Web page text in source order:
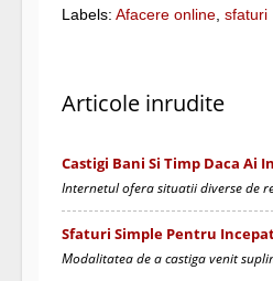
Labels: Afacere online, sfaturi
Articole inrudite
Castigi Bani Si Timp Daca Ai
Internetul ofera situatii diverse de
Sfaturi Simple Pentru
Modalitatea de a castiga venit